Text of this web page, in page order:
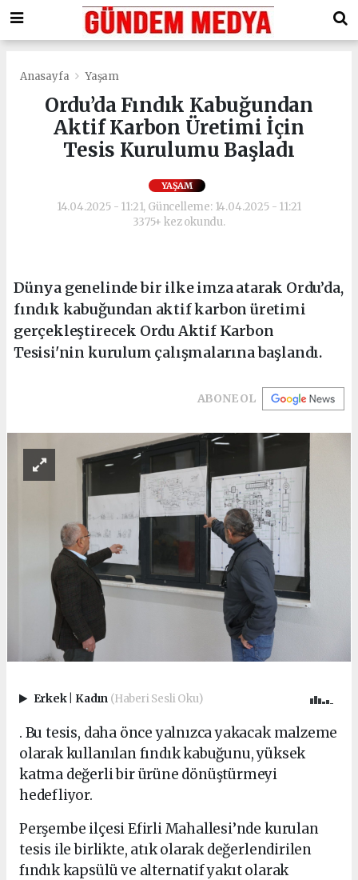
Anasayfa Yaşam
Ordu’da Fındık Kabuğundan
Aktif Karbon Üretimi İçin
Tesis Kurulumu Başladı
YAŞAM
14.04.2025 - 11:21, Güncelleme: 14.04.2025 - 11:21
3375+ kez okundu.
Dünya genelinde bir ilke imza atarak Ordu’da,
fındık kabuğundan aktif karbon üretimi
gerçekleştirecek Ordu Aktif Karbon
Tesisi'nin kurulum çalışmalarına başlandı.
ABONE OL
Erkek Kadın (Haberi Sesli Oku)
. Bu tesis, daha önce yalnızca yakacak malzeme
olarak kullanılan fındık kabuğunu, yüksek
katma değerli bir ürüne dönüştürmeyi
hedefliyor.
Perşembe ilçesi Efirli Mahallesi’nde kurulan
tesis ile birlikte, atık olarak değerlendirilen
fındık kapsülü ve alternatif yakıt olarak